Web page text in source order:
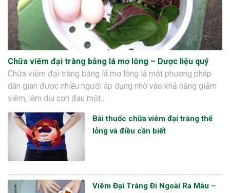
Chữa viêm đại tràng bằng lá mơ lông – Dược liệu quý
Chữa viêm đại tràng bằng lá mơ lông là một phương pháp
dân gian được nhiều người áp dụng nhờ vào khả năng giảm
viêm, làm dịu cơn đau một…
Bài thuốc chữa viêm đại tràng thể
lỏng và điều cần biết
Viêm Đại Tràng Đi Ngoài Ra Máu –